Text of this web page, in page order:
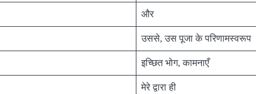
और
उससे, उस पूजा के परिणामस्वरूप
इच्छित भोग, कामनाएँ
मेरे द्वारा ही